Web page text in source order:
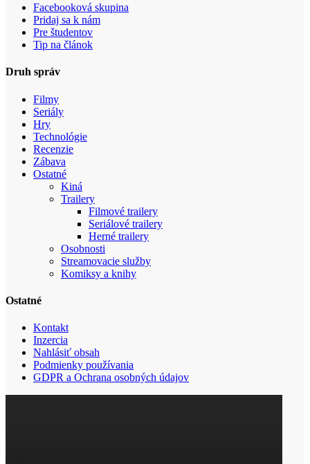
Facebooková skupina
Pridaj sa k nám
Pre študentov
Tip na článok
Druh správ
Filmy
Seriály
Hry
Technológie
Recenzie
Zábava
Ostatné
Kiná
Trailery
Filmové trailery
Seriálové trailery
Herné trailery
Osobnosti
Streamovacie služby
Komiksy a knihy
Ostatné
Kontakt
Inzercia
Nahlásiť obsah
Podmienky používania
GDPR a Ochrana osobných údajov